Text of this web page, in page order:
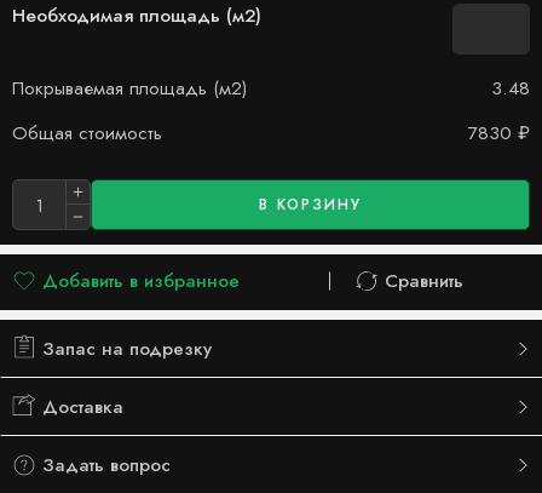
Необходимая площадь (м2)
Покрываемая площадь (м2)
3.48
Общая стоимость
7830 ₽
В КОРЗИНУ
Добавить в избранное
Добавлено в список желаний
Сравнить
Сравнить
Запас на подрезку
Доставка
Задать вопрос